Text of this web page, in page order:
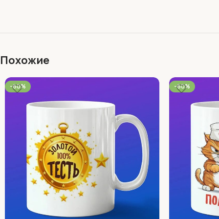
Похожие
-60% -60%